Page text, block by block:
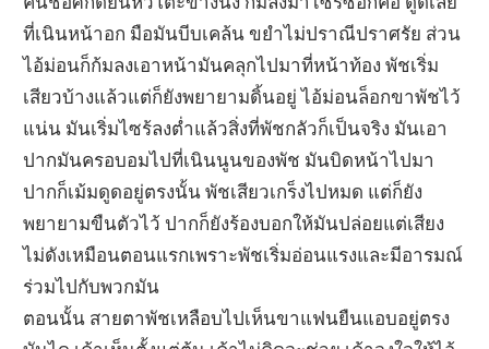
ที่เนินหน้าอก มือมันบีบเคล้น ขยำไม่ปราณีปราศรัย ส่วน
ไอ้ม่อนก็ก้มลงเอาหน้ามันคลุกไปมาที่หน้าท้อง พัชเริ่ม
เสียวบ้างแล้วแต่ก็ยังพยายามดิ้นอยู่ ไอ้ม่อนล็อกขาพัชไว้
แน่น มันเริ่มไซร้ลงต่ำแล้วสิ่งที่พัชกลัวก็เป็นจริง มันเอา
ปากมันครอบอมไปที่เนินนูนของพัช มันบิดหน้าไปมา
ปากก็เม้มดูดอยู่ตรงนั้น พัชเสียวเกร็งไปหมด แต่ก็ยัง
พยายามขืนตัวไว้ ปากก็ยังร้องบอกให้มันปล่อยแต่เสียง
ไม่ดังเหมือนตอนแรกเพราะพัชเริ่มอ่อนแรงและมีอารมณ์
ร่วมไปกับพวกมัน
ตอนนั้น สายตาพัชเหลือบไปเห็นขาแฟนยืนแอบอยู่ตรง